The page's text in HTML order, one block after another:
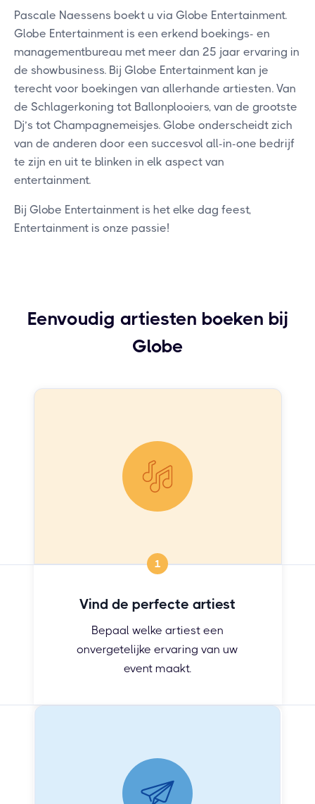
Pascale Naessens boekt u via Globe Entertainment.
Globe Entertainment is een erkend boekings- en
managementbureau met meer dan 25 jaar ervaring in
de showbusiness. Bij Globe Entertainment kan je
terecht voor boekingen van allerhande artiesten. Van
de Schlagerkoning tot Ballonplooiers, van de grootste
Dj’s tot Champagnemeisjes. Globe onderscheidt zich
van de anderen door een succesvol all-in-one bedrijf
te zijn en uit te blinken in elk aspect van
entertainment.
Bij Globe Entertainment is het elke dag feest,
Entertainment is onze passie!
Eenvoudig artiesten boeken bij
Globe
1
Vind de perfecte artiest
Bepaal welke artiest een
onvergetelijke ervaring van uw
event maakt.